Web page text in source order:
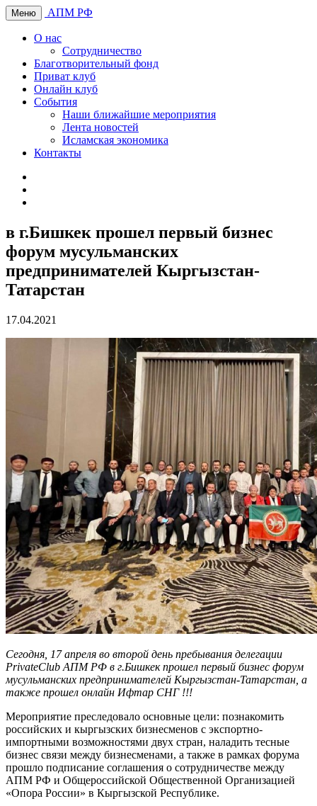
Меню АПМ РФ
О нас
Сотрудничество
Благотворительный фонд
Приват клуб
Онлайн клуб
События
Наши ближайшие мероприятия
Лента новостей
Исламская экономика
Контакты
в г.Бишкек прошел первый бизнес
форум мусульманских
предпринимателей Кыргызстан-
Татарстан
17.04.2021
Сегодня, 17 апреля во второй день пребывания делегации
PrivateClub АПМ РФ в г.Бишкек прошел первый бизнес форум
мусульманских предпринимателей Кыргызстан-Татарстан, а
также прошел онлайн Ифтар СНГ !!!
Мероприятие преследовало основные цели: познакомить
российских и кыргызских бизнесменов с экспортно-
импортными возможностями двух стран, наладить тесные
бизнес связи между бизнесменами, а также в рамках форума
прошло подписание соглашения о сотрудничестве между
АПМ РФ и Общероссийской Общественной Организацией
«Опора России» в Кыргызской Республике.